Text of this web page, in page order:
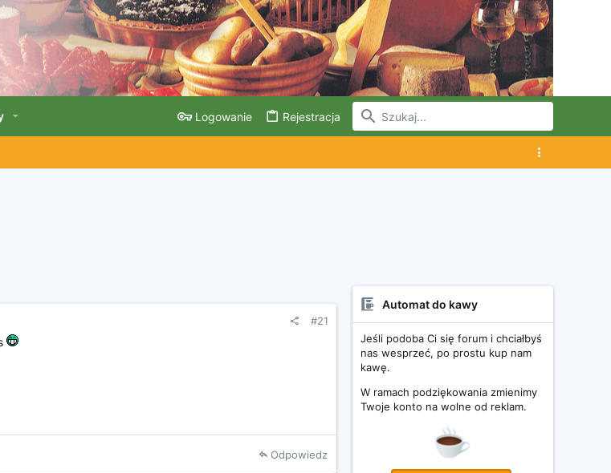
Logowanie Rejestracja
#21
Odpowiedz
Automat do kawy
Jeśli podoba Ci się forum i chciałbyś
nas wesprzeć, po prostu kup nam
kawę.
W ramach podziękowania zmienimy
Twoje konto na wolne od reklam.